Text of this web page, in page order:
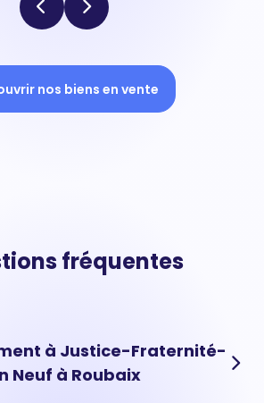
nos biens en vente
fréquentes
à Justice-Fraternité-
Neuf à Roubaix